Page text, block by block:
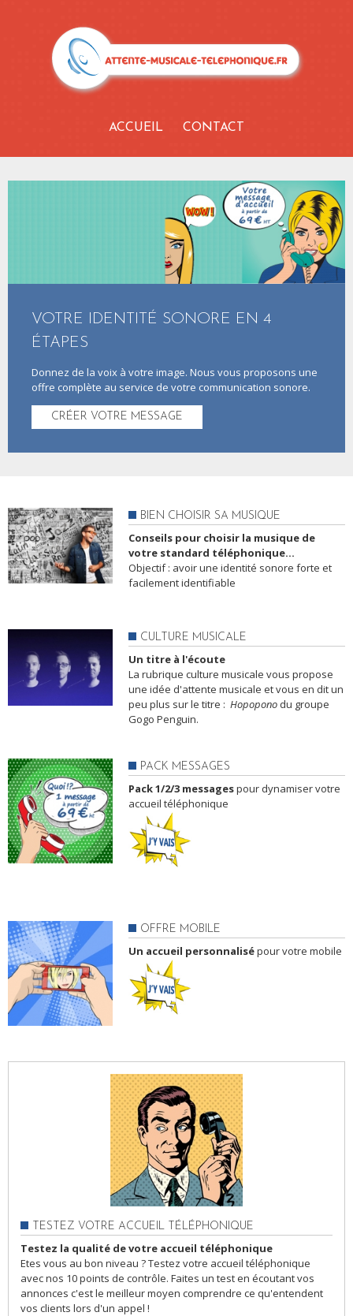
ACCUEIL CONTACT
VOTRE IDENTITÉ SONORE EN 4
ÉTAPES
Donnez de la voix à votre image. Nous vous proposons une
offre complète au service de votre communication sonore.
CRÉER VOTRE MESSAGE
BIEN CHOISIR SA MUSIQUE
Conseils pour choisir la musique de
votre standard téléphonique...
Objectif : avoir une identité sonore forte et
facilement identifiable
CULTURE MUSICALE
Un titre à l'écoute
La rubrique culture musicale vous propose
une idée d'attente musicale et vous en dit un
peu plus sur le titre : Hopoponodu groupe
Gogo Penguin.
PACK MESSAGES
Pack 1/2/3 messagespour dynamiser votre
accueil téléphonique
OFFRE MOBILE
Un accueil personnalisépour votre mobile
TESTEZ VOTRE ACCUEIL TÉLÉPHONIQUE
Testez la qualité de votre accueil téléphonique
Etes vous au bon niveau ? Testez votre accueil téléphonique
avec nos 10 points de contrôle. Faites un test en écoutant vos
annonces c'est le meilleur moyen comprendre ce qu'entendent
vos clients lors d'un appel !